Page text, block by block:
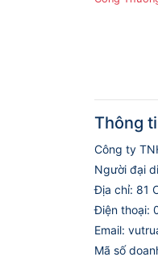
Thông
Công ty
Người đại
Địa chỉ: 81
Điện thoại:
Email:
Mã số